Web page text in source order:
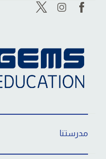
مدرستنا